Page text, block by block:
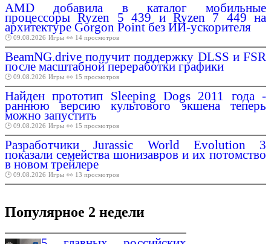
AMD добавила в каталог мобильные
процессоры Ryzen 5 439 и Ryzen 7 449 на
архитектуре Gorgon Point без ИИ-ускорителя
🕑 09.08.2026 Игры 👀 14 просмотров
BeamNG.drive получит поддержку DLSS и FSR
после масштабной переработки графики
🕑 09.08.2026 Игры 👀 15 просмотров
Найден прототип Sleeping Dogs 2011 года -
раннюю версию культового экшена теперь
можно запустить
🕑 09.08.2026 Игры 👀 15 просмотров
Разработчики Jurassic World Evolution 3
показали семейства шонизавров и их потомство
в новом трейлере
🕑 09.08.2026 Игры 👀 13 просмотров
Популярное 2 недели